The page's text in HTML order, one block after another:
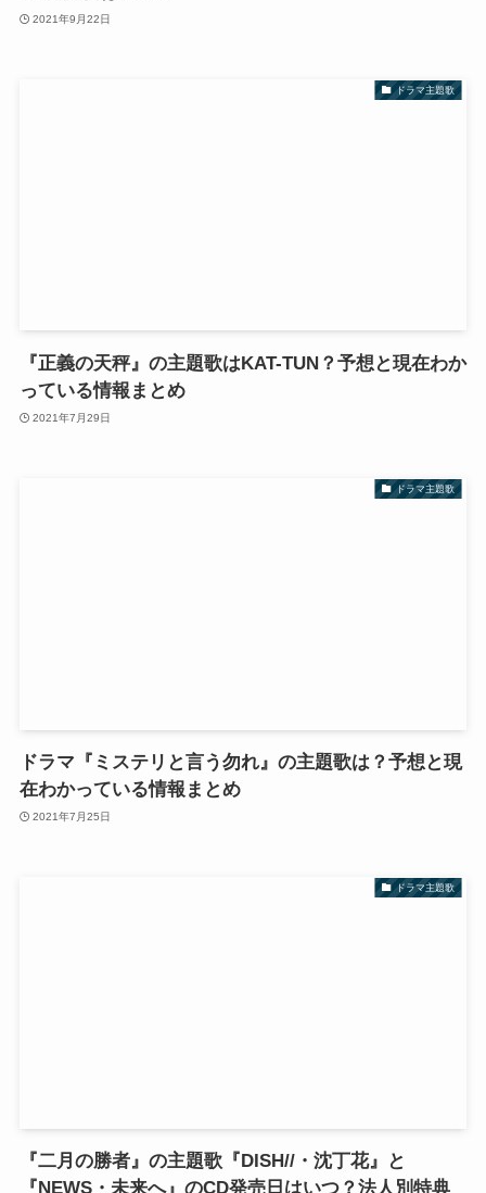
2021年9月22日
ドラマ主題歌
『正義の天秤』の主題歌はKAT-TUN？予想と現在わか
っている情報まとめ
2021年7月29日
ドラマ主題歌
ドラマ『ミステリと言う勿れ』の主題歌は？予想と現
在わかっている情報まとめ
2021年7月25日
ドラマ主題歌
『二月の勝者』の主題歌『DISH//・沈丁花』と
『NEWS・未来へ』のCD発売日はいつ？法人別特典